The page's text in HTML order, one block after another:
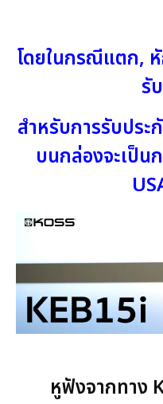
โดยในกรณีแตก, หั
รั
สำหรับการรับปร
บนกล่องจะเป็น
หูฟังจากทาง